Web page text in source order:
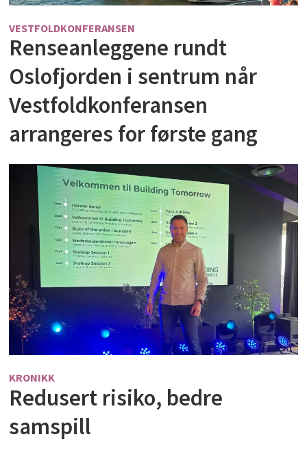
VESTFOLDKONFERANSEN
Renseanleggene rundt
Oslofjorden i sentrum når
Vestfoldkonferansen
arrangeres for første gang
KRONIKK
Redusert risiko, bedre
samspill